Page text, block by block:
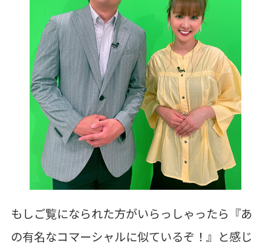
もしご覧になられた方がいらっしゃったら『あ
の有名なコマーシャルに似ているぞ！』と感じ